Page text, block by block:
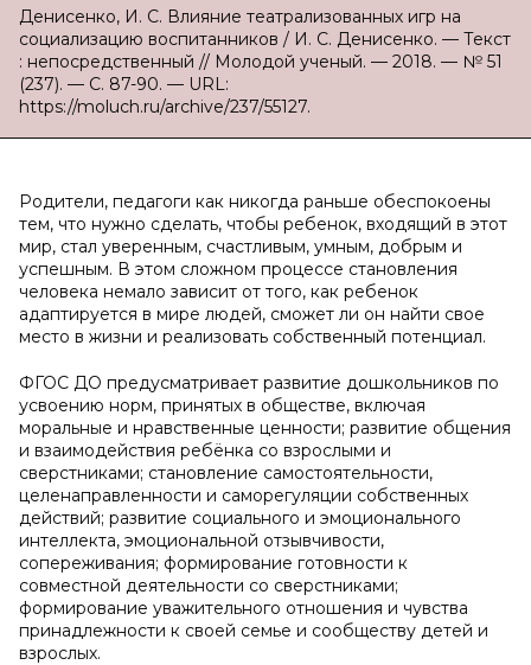
Денисенко, И. С. Влияние театрализованных игр на
социализацию воспитанников / И. С. Денисенко. — Текст
: непосредственный // Молодой ученый. — 2018. — № 51
(237). — С. 87-90. — URL:
https://moluch.ru/archive/237/55127.
Родители, педагоги как никогда раньше обеспокоены
тем, что нужно сделать, чтобы ребенок, входящий в этот
мир, стал уверенным, счастливым, умным, добрым и
успешным. В этом сложном процессе становления
человека немало зависит от того, как ребенок
адаптируется в мире людей, сможет ли он найти свое
место в жизни и реализовать собственный потенциал.
ФГОС ДО предусматривает развитие дошкольников по
усвоению норм, принятых в обществе, включая
моральные и нравственные ценности; развитие общения
и взаимодействия ребёнка со взрослыми и
сверстниками; становление самостоятельности,
целенаправленности и саморегуляции собственных
действий; развитие социального и эмоционального
интеллекта, эмоциональной отзывчивости,
сопереживания; формирование готовности к
совместной деятельности со сверстниками;
формирование уважительного отношения и чувства
принадлежности к своей семье и сообществу детей и
взрослых.